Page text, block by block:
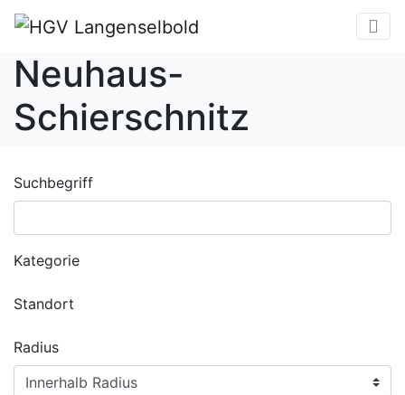
Neuhaus-
Schierschnitz
Suchbegriff
Kategorie
Standort
Radius